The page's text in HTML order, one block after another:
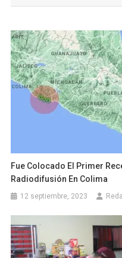
entradas
Fue Colocado El Primer
Radiodifusión En Colima
12 septiembre, 2023